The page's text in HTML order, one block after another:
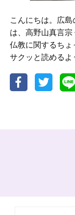
こんにちは。広
は、高野山真言宗
仏教に関するちょ
サクッと読める